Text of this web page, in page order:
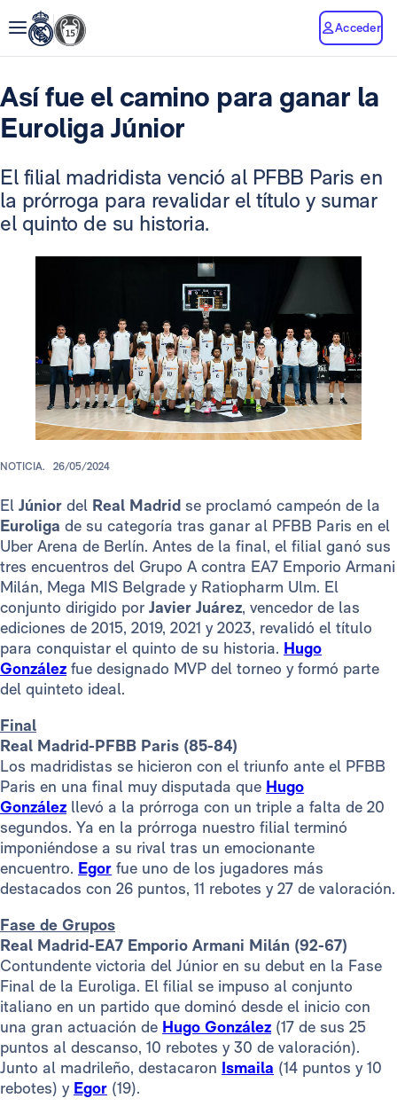
Acceder
Así fue el camino para ganar la
Euroliga Júnior
El filial madridista venció al PFBB Paris en
la prórroga para revalidar el título y sumar
el quinto de su historia.
NOTICIA. 26/05/2024
El Júnior del Real Madrid se proclamó campeón de la
Euroliga de su categoría tras ganar al PFBB Paris en el
Uber Arena de Berlín. Antes de la final, el filial ganó sus
tres encuentros del Grupo A contra EA7 Emporio Armani
Milán, Mega MIS Belgrade y Ratiopharm Ulm. El
conjunto dirigido por Javier Juárez, vencedor de las
ediciones de 2015, 2019, 2021 y 2023, revalidó el título
para conquistar el quinto de su historia. Hugo
González fue designado MVP del torneo y formó parte
del quinteto ideal.
Final
Real Madrid-PFBB Paris (85-84)
Los madridistas se hicieron con el triunfo ante el PFBB
Paris en una final muy disputada que Hugo
González llevó a la prórroga con un triple a falta de 20
segundos. Ya en la prórroga nuestro filial terminó
imponiéndose a su rival tras un emocionante
encuentro. Egor fue uno de los jugadores más
destacados con 26 puntos, 11 rebotes y 27 de valoración.
Fase de Grupos
Real Madrid-EA7 Emporio Armani Milán (92-67)
Contundente victoria del Júnior en su debut en la Fase
Final de la Euroliga. El filial se impuso al conjunto
italiano en un partido que dominó desde el inicio con
una gran actuación de Hugo González (17 de sus 25
puntos al descanso, 10 rebotes y 30 de valoración).
Junto al madrileño, destacaron Ismaila (14 puntos y 10
rebotes) y Egor (19).